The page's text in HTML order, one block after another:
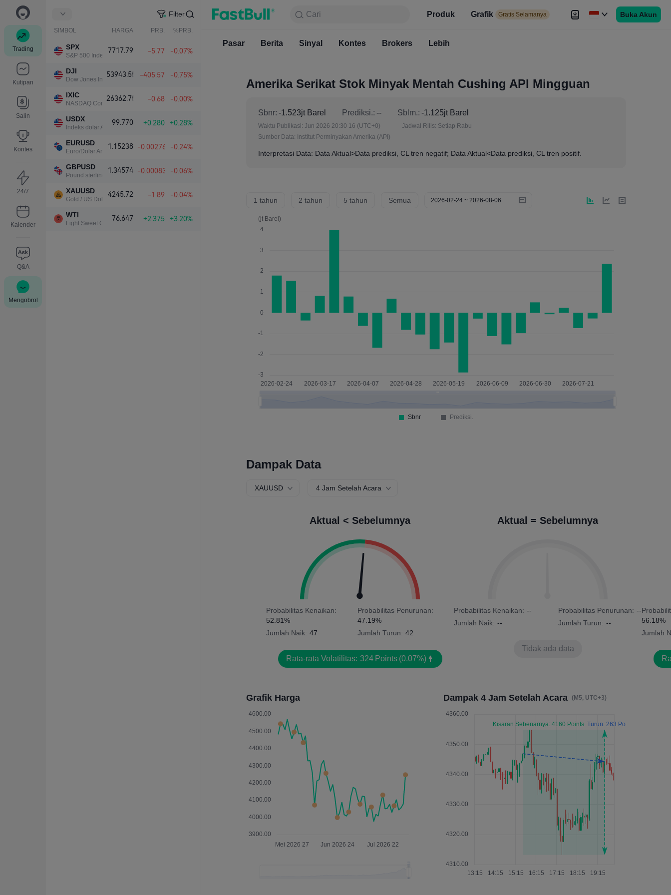
Trading
Kutipan
Salin
Kontes
24/7
Kalender
Q&A
Mengobrol
Filter
SIMBOL HARGA PRB. %PRB.
SPX
S&P 500 Index
7717.79 -5.77 -0.07%
DJI
Dow Jones Industrial Average
53943.55 -405.57 -0.75%
IXIC
NASDAQ Composite Index
26362.75 -0.68 -0.00%
USDX
Indeks dolar AS
99.770 +0.280 +0.28%
EURUSD
Euro/Dolar Amerika
1.15238 -0.00276 -0.24%
GBPUSD
Pound sterling/Dolar Amerika
1.34574 -0.00083 -0.06%
XAUUSD
Gold / US Dollar
4245.72 -1.89 -0.04%
WTI
Light Sweet Crude Oil
76.647 +2.375 +3.20%
Cari Produk Grafik Gratis Selamanya
Pasar Berita Sinyal Kontes
Buka Akun
Cari
Gratis Selamanya
Pasar Berita Sinyal Kontes Brokers Lebih
Amerika Serikat Stok Minyak Mentah Cushing API Mingguan
Sbnr: -1.523jt Barel Prediksi.: -- Sblm.: -1.125jt Barel
Waktu Publikasi: Jun 2026 20:30 16 (UTC+0) Jadwal Rilis: Setiap Rabu
Sumber Data: Institut Perminyakan Amerika (API)
Interpretasi Data: Data Aktual>Data prediksi, CL tren negatif; Data Aktual<Data prediksi, CL tren positif.
1 tahun 2 tahun 5 tahun Semua
Dampak Data
XAUUSD 4 Jam Setelah Acara
Aktual < Sebelumnya
Probabilitas Kenaikan:
52.81%
Jumlah Naik: 47
Probabilitas Penurunan:
47.19%
Jumlah Turun: 42
Rata-rata Volatilitas: 324 Points (0.07%)
Aktual = Sebelumnya
Probabilitas Kenaikan: --
Jumlah Naik: --
Probabilitas Penurunan: --
Jumlah Turun: --
Tidak ada data
56.18%
Jumlah
Grafik Harga Dampak 4 Jam Setelah Acara (M5, UTC+3)